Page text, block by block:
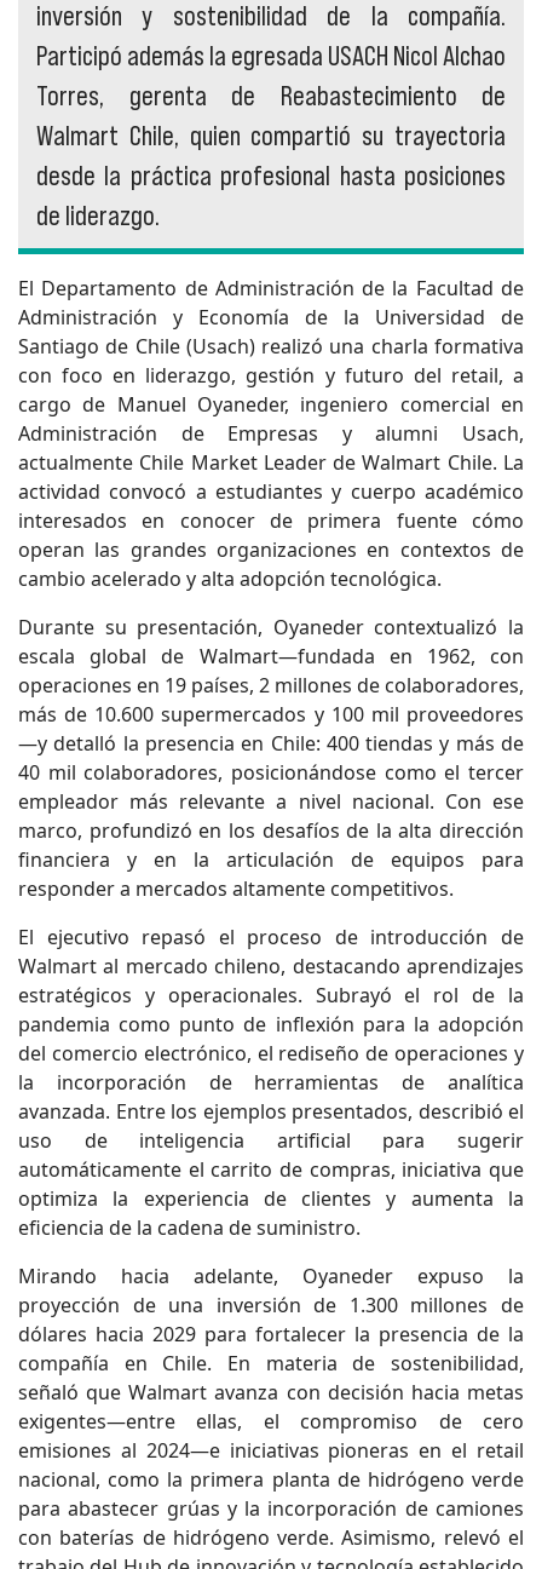
inversión y sostenibilidad de la compañía.
Participó además la egresada USACH Nicol Alchao
Torres, gerenta de Reabastecimiento de
Walmart Chile, quien compartió su trayectoria
desde la práctica profesional hasta posiciones
de liderazgo.
El Departamento de Administración de la Facultad de
Administración y Economía de la Universidad de
Santiago de Chile (Usach) realizó una charla formativa
con foco en liderazgo, gestión y futuro del retail, a
cargo de Manuel Oyaneder, ingeniero comercial en
Administración de Empresas y alumni Usach,
actualmente Chile Market Leader de Walmart Chile. La
actividad convocó a estudiantes y cuerpo académico
interesados en conocer de primera fuente cómo
operan las grandes organizaciones en contextos de
cambio acelerado y alta adopción tecnológica.
Durante su presentación, Oyaneder contextualizó la
escala global de Walmart—fundada en 1962, con
operaciones en 19 países, 2 millones de colaboradores,
más de 10.600 supermercados y 100 mil proveedores
—y detalló la presencia en Chile: 400 tiendas y más de
40 mil colaboradores, posicionándose como el tercer
empleador más relevante a nivel nacional. Con ese
marco, profundizó en los desafíos de la alta dirección
financiera y en la articulación de equipos para
responder a mercados altamente competitivos.
El ejecutivo repasó el proceso de introducción de
Walmart al mercado chileno, destacando aprendizajes
estratégicos y operacionales. Subrayó el rol de la
pandemia como punto de inflexión para la adopción
del comercio electrónico, el rediseño de operaciones y
la incorporación de herramientas de analítica
avanzada. Entre los ejemplos presentados, describió el
uso de inteligencia artificial para sugerir
automáticamente el carrito de compras, iniciativa que
optimiza la experiencia de clientes y aumenta la
eficiencia de la cadena de suministro.
Mirando hacia adelante, Oyaneder expuso la
proyección de una inversión de 1.300 millones de
dólares hacia 2029 para fortalecer la presencia de la
compañía en Chile. En materia de sostenibilidad,
señaló que Walmart avanza con decisión hacia metas
exigentes—entre ellas, el compromiso de cero
emisiones al 2024—e iniciativas pioneras en el retail
nacional, como la primera planta de hidrógeno verde
para abastecer grúas y la incorporación de camiones
con baterías de hidrógeno verde. Asimismo, relevó el